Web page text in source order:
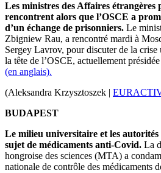
Les ministres des Affaires étrangères
rencontrent alors que l’OSCE a
d’un échange de prisonniers. Le
Zbigniew Rau, a rencontré mardi à
Sergey Lavrov, pour discuter de la crise
la tête de l’OSCE, actuellement
(en anglais).
(Aleksandra Krzysztoszek |
BUDAPEST
Le milieu universitaire et les autorités
sujet de médicaments anti-Covid. La
hongroise des sciences (MTA) a
nationale de contrôle des médicaments